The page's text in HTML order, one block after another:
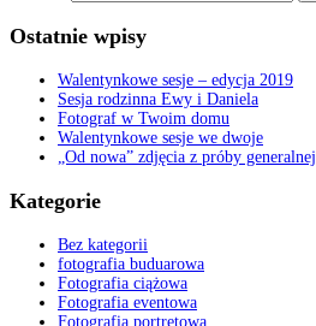
Ostatnie wpisy
Walentynkowe sesje – edycja 2019
Sesja rodzinna Ewy i Daniela
Fotograf w Twoim domu
Walentynkowe sesje we dwoje
„Od nowa” zdjęcia z próby generalnej
Kategorie
Bez kategorii
fotografia buduarowa
Fotografia ciążowa
Fotografia eventowa
Fotografia portretowa